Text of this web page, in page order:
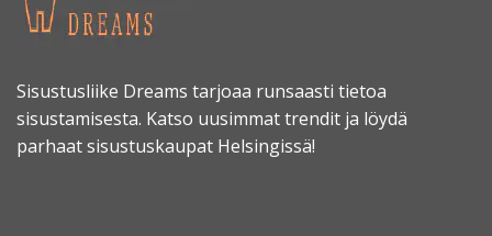
Sisustusliike Dreams tarjoaa runsaasti tietoa
sisustamisesta. Katso uusimmat trendit ja löydä
parhaat sisustuskaupat Helsingissä!